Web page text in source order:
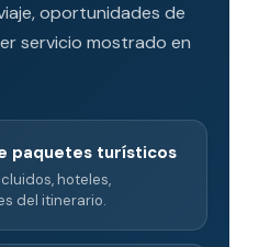
oportunidades de
servicio mostrado en
paquetes turísticos
hoteles,
del itinerario.